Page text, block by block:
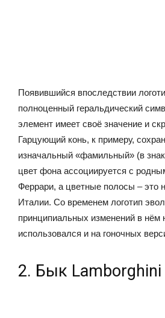
Появившийся впоследствии
полноценный геральдический
элемент имеет своё значение и
Гарцующий конь, к примеру,
изначальный «фамильный» (в
цвет фона ассоциируется с
Феррари, а цветные полосы – это
Италии. Со временем логотип
принципиальных изменений в
использовался и на гоночных
2. Бык Lamborghini